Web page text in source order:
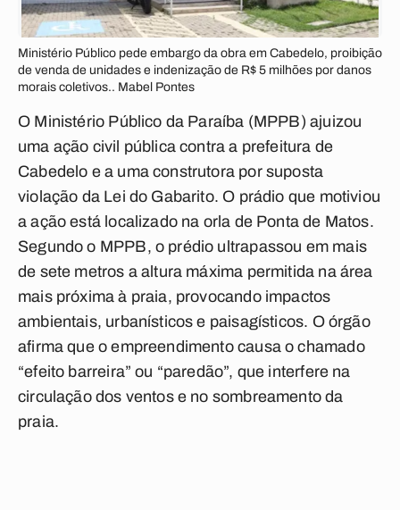
Ministério Público pede embargo da obra em Cabedelo, proibição
de venda de unidades e indenização de R$ 5 milhões por danos
morais coletivos.. Mabel Pontes
O Ministério Público da Paraíba (MPPB) ajuizou
uma ação civil pública contra a prefeitura de
Cabedelo e a uma construtora por suposta
violação da Lei do Gabarito. O prádio que motiviou
a ação está localizado na orla de Ponta de Matos.
Segundo o MPPB, o prédio ultrapassou em mais
de sete metros a altura máxima permitida na área
mais próxima à praia, provocando impactos
ambientais, urbanísticos e paisagísticos. O órgão
afirma que o empreendimento causa o chamado
“efeito barreira” ou “paredão”, que interfere na
circulação dos ventos e no sombreamento da
praia.